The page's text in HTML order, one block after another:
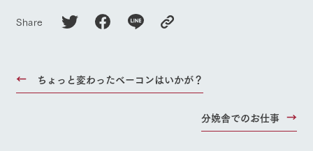
Share
ちょっと変わったベーコンはいかが？
分娩舎でのお仕事